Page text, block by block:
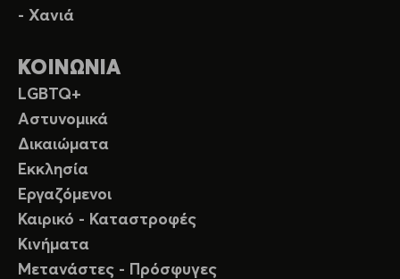
- Χανιά
ΚΟΙΝΩΝΙΑ
LGBTQ+
Αστυνομικά
Δικαιώματα
Εκκλησία
Εργαζόμενοι
Καιρικό - Καταστροφές
Κινήματα
Μετανάστες - Πρόσφυγες